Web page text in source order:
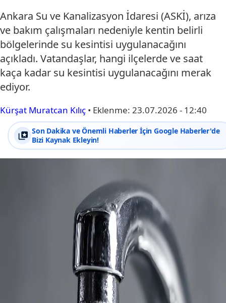
Ankara Su ve Kanalizasyon İdaresi (ASKİ), arıza
ve bakım çalışmaları nedeniyle kentin belirli
bölgelerinde su kesintisi uygulanacağını
açıkladı. Vatandaşlar, hangi ilçelerde ve saat
kaça kadar su kesintisi uygulanacağını merak
ediyor.
Kürşat Muratcan Kılıç • Eklenme: 23.07.2026 - 12:40
Son Dakika ve Önemli Haberler İçin Google Haberler'de
Bizi Kaynak Ekleyin!